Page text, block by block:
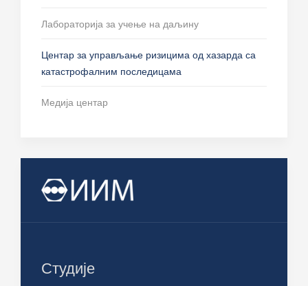
Лабораторија за учење на даљину
Центар за управљање ризицима од хазарда са
катастрофалним последицама
Медија центар
Студије